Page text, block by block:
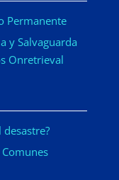
Permanente
y Salvaguarda
Onretrieval
desastre?